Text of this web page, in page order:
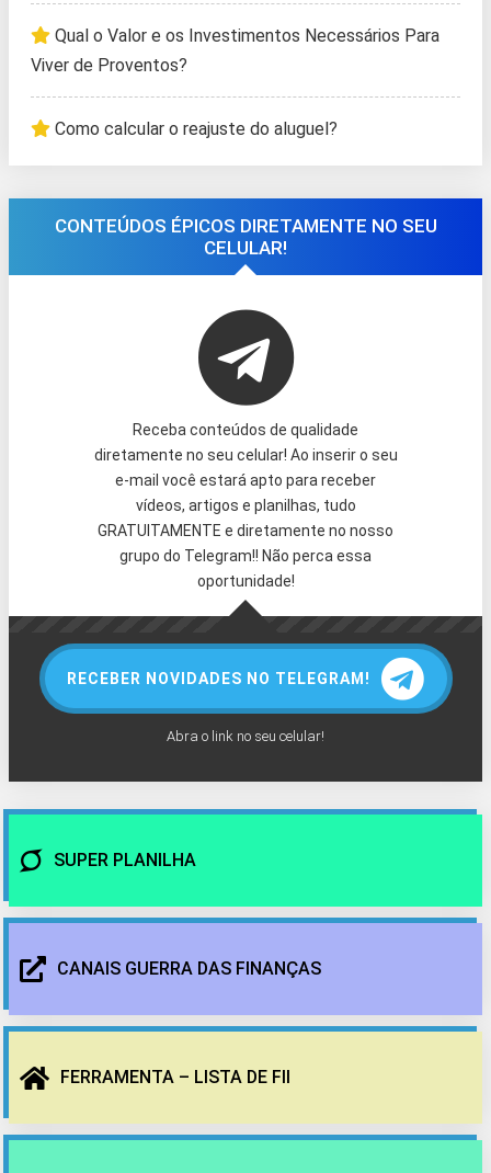
Qual o Valor e os Investimentos Necessários Para
Viver de Proventos?
Como calcular o reajuste do aluguel?
CONTEÚDOS ÉPICOS DIRETAMENTE NO SEU
CELULAR!
Receba conteúdos de qualidade
diretamente no seu celular! Ao inserir o seu
e-mail você estará apto para receber
vídeos, artigos e planilhas, tudo
GRATUITAMENTE e diretamente no nosso
grupo do Telegram!! Não perca essa
oportunidade!
RECEBER NOVIDADES NO TELEGRAM!
Abra o link no seu celular!
SUPER PLANILHA
CANAIS GUERRA DAS FINANÇAS
FERRAMENTA – LISTA DE FII